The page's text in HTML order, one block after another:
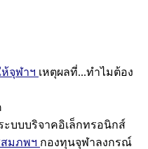
จุฬาฯ เหตุผลที่...ทำไมต้อง
ะบบบริจาคอิเล็กทรอนิกส์
มภพฯ กองทุนจุฬาลงกรณ์